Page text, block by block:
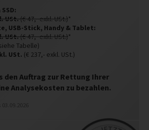
USt.(€ 47,- exkl. USt.)*
USB-Stick, Handy & Tablet:
USt.(€ 47,- exkl. USt.)*
Tabelle)
USt. (€ 237,- exkl. USt.)
den Auftrag zur Rettung Ihrer
Analysekosten zu bezahlen.